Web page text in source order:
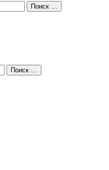
Поиск …
Поиск …